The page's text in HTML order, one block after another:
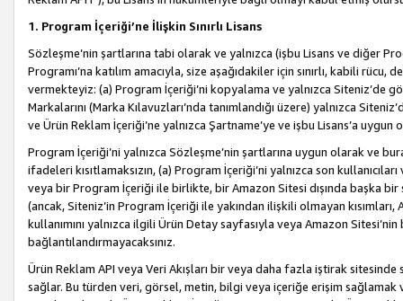
1. Program İçeriği’ne İlişkin Sınırlı Lisans
Sözleşme’nin şartlarına tabi olarak ve yalnızca (işbu Lisans ve diğer
Programı’na katılım amacıyla, size aşağıdakiler için sınırlı, kabili
vermekteyiz: (a) Program İçeriği’ni kopyalama ve yalnızca Siteniz’de
Markalarını (Marka Kılavuzları’nda tanımlandığı üzere) yalnızca
ve Ürün Reklam İçeriği’ne yalnızca Şartname’ye ve işbu Lisans’a
Program İçeriği’ni yalnızca Sözleşme’nin şartlarına uygun olarak ve
ifadeleri kısıtlamaksızın, (a) Program İçeriği’ni yalnızca son
veya bir Program İçeriği ile birlikte, bir Amazon Sitesi dışında başka
(ancak, Siteniz’in Program İçeriği ile yakından ilişkili olmayan
kullanımını yalnızca ilgili Ürün Detay sayfasıyla veya Amazon
bağlantılandırmayacaksınız.
Ürün Reklam API veya Veri Akışları bir veya daha fazla iştirak
sağlar. Bu türden veri, görsel, metin, bilgi veya içeriğe erişim sağlamak